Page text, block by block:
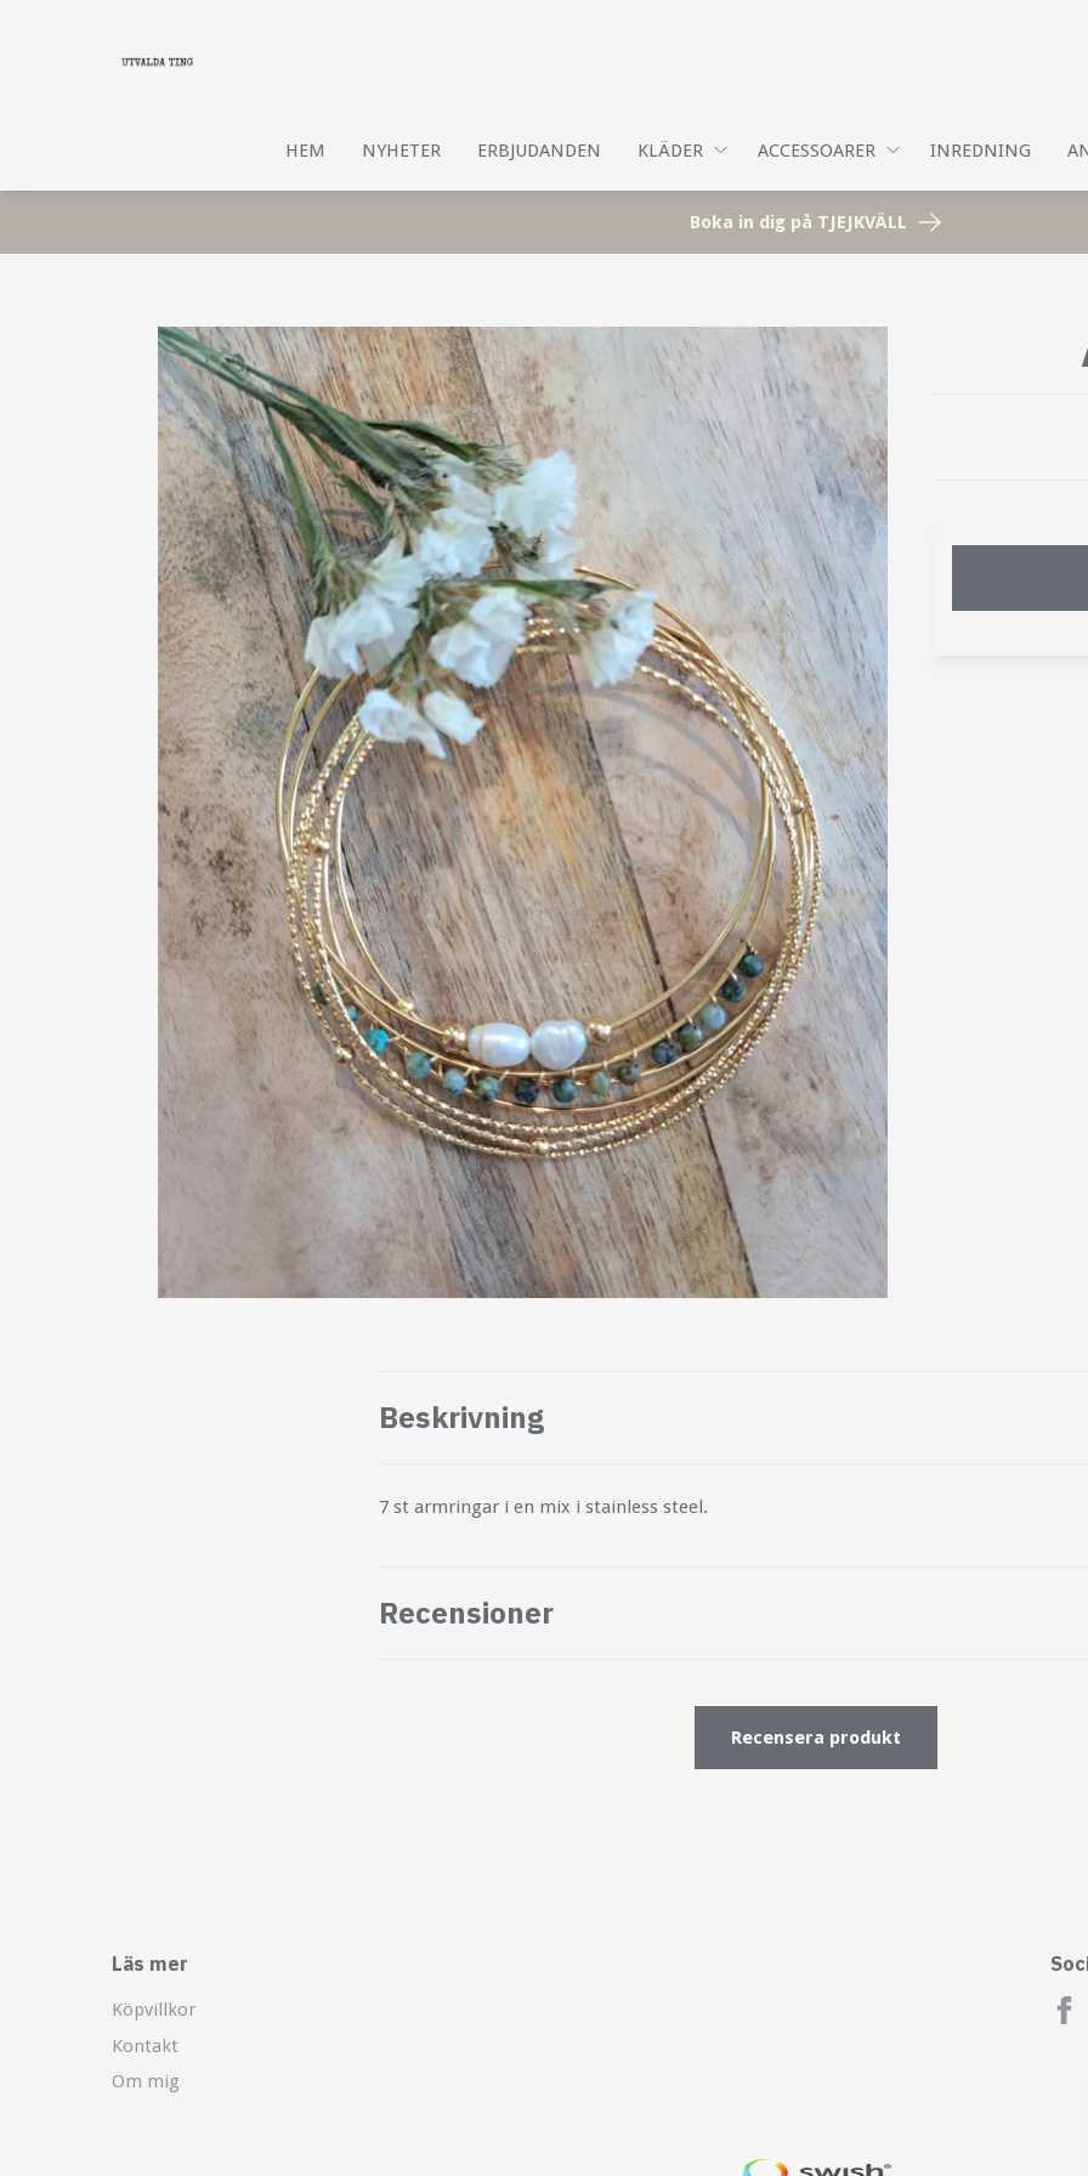
HEM NYHETER ERBJUDANDEN KLÄDER ACCESSOARER INREDNING
Boka in dig på TJEJKVÄLL
Beskrivning
7 st armringar i en mix i stainless steel.
Recensioner
Recensera produkt
Läs mer
Köpvillkor
Kontakt
Om mig